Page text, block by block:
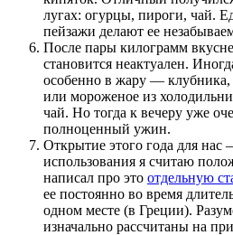
лугах: огурцы, пироги, чай.
пейзажи делают ее
После пары килограмм
становится неактуален.
особенно в жару —
или мороженое из
чай. Но тогда к вечеру уже
полноценный ужин.
Открытие этого года для нас
использования я считаю
написал про это отдельную
ее постоянно во время
одном месте (в Греции).
изначально рассчитаны на